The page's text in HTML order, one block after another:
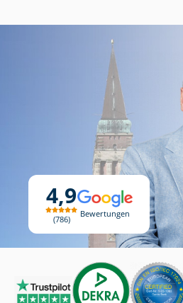
4,9
786
Bewertungen